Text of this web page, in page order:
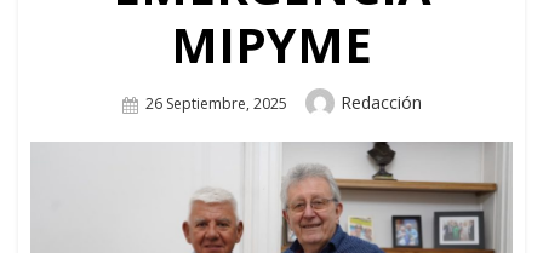
MIPYME
Posted
26 Septiembre, 2025 Author
Redacción